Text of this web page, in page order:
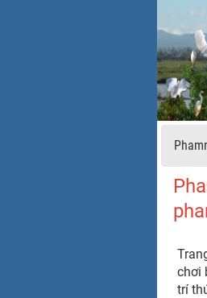
chơi
trí